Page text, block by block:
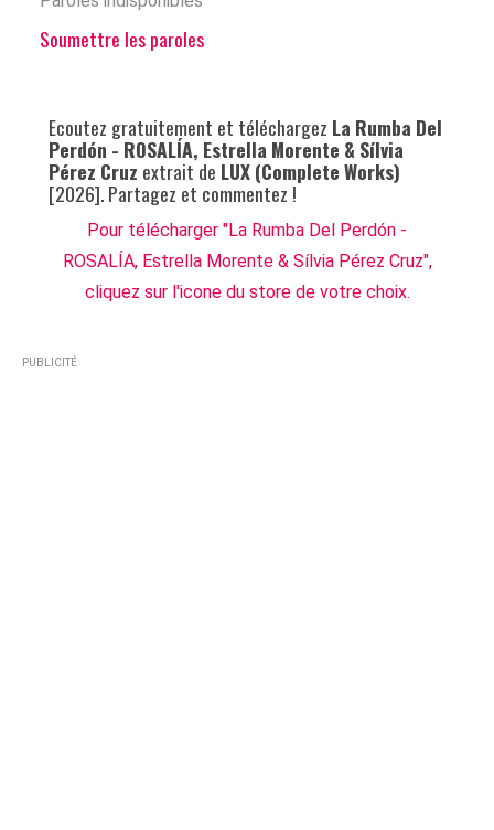
Soumettre les paroles
Ecoutez gratuitement et téléchargez La Rumba Del
Perdón - ROSALÍA, Estrella Morente & Sílvia
Pérez Cruz extrait de LUX (Complete Works)
[2026]. Partagez et commentez !
Pour télécharger "La Rumba Del Perdón -
ROSALÍA, Estrella Morente & Sílvia Pérez Cruz",
cliquez sur l'icone du store de votre choix.
PUBLICITÉ